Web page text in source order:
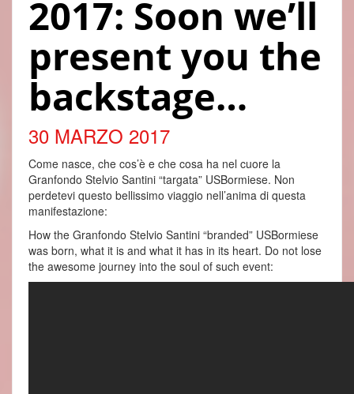
2017: Soon we’ll
present you the
backstage…
30 MARZO 2017
Come nasce, che cos’è e che cosa ha nel cuore la
Granfondo Stelvio Santini “targata” USBormiese. Non
perdetevi questo bellissimo viaggio nell’anima di questa
manifestazione:
How the Granfondo Stelvio Santini “branded” USBormiese
was born, what it is and what it has in its heart. Do not lose
the awesome journey into the soul of such event: